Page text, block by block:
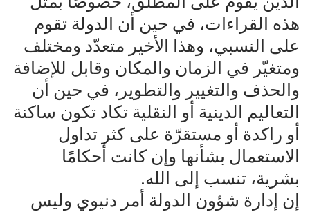
هذه القراءات، في حين أن الدولة تقوم
على النسبي، وهذا الأخير متعدّد ومختلف
ومتغيّر في الزمان والمكان وقابل للإضافة
والحذف والتغيير والتطوير، في حين أن
التعاليم الدينية أو النقلية تكاد تكون ساكنة
أو راكدة أو مستقرّة على كثر تداول
الاستعمال بشأنها وإن كانت أحكامًا
بشرية، تنسب إلى الله.
إن إدارة شؤون الدولة أمر دنيوي وليس